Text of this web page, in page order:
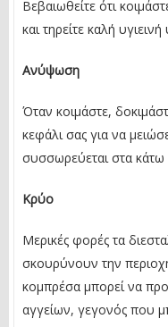
Βεβαιωθείτε ότι
και τηρείτε καλή
Ανύψωση
Όταν κοιμάστε,
κεφάλι σας για να
συσσωρεύεται στα
Κρύο
Μερικές φορές τα
σκουρύνουν την
κομπρέσα μπορεί να
αγγείων, γεγονός που